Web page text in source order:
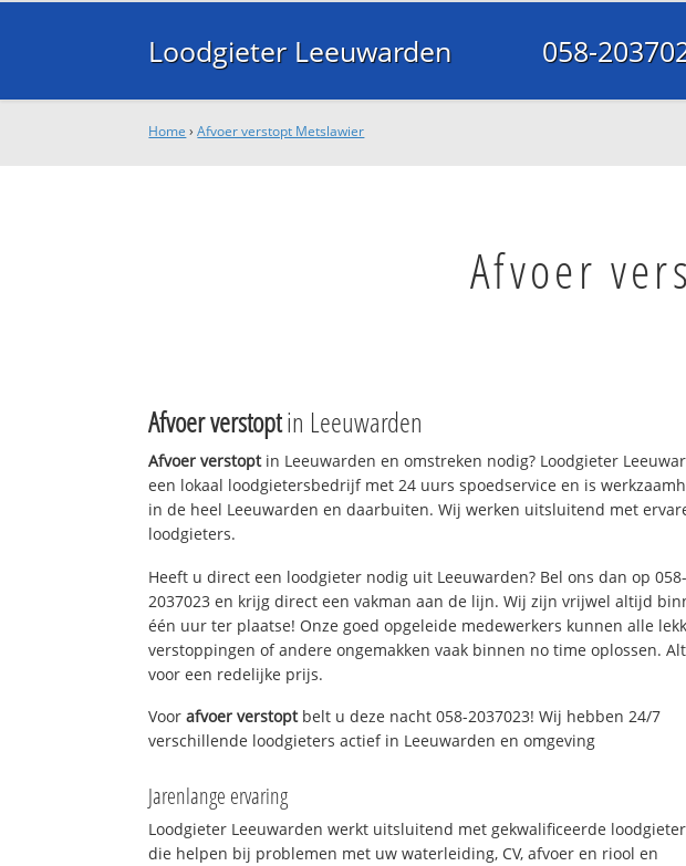
Loodgieter Leeuwarden 058-
Home ›Afvoer verstopt Metslawier
Afvoer
Afvoer verstoptin Leeuwarden
Afvoer verstoptin Leeuwarden en omstreken nodig? Loodgieter
een lokaal loodgietersbedrijf met 24 uurs spoedservice en is
in de heel Leeuwarden en daarbuiten. Wij werken uitsluitend met
loodgieters.
Heeft u direct een loodgieter nodig uit Leeuwarden? Bel ons dan op 058-
2037023 en krijg direct een vakman aan de lijn. Wij zijn vrijwel altijd
één uur ter plaatse! Onze goed opgeleide medewerkers kunnen alle
verstoppingen of andere ongemakken vaak binnen no time oplossen.
voor een redelijke prijs.
Voorafvoer verstoptbelt u deze nacht 058-2037023! Wij hebben 24/7
verschillende loodgieters actief in Leeuwarden en omgeving
Jarenlange ervaring
Loodgieter Leeuwarden werkt uitsluitend met gekwalificeerde
die helpen bij problemen met uw waterleiding, CV, afvoer en riool en